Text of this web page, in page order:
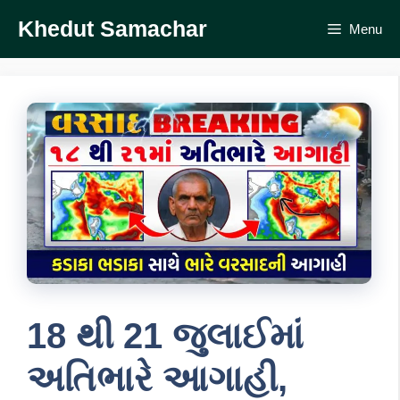
content
Khedut Samachar Menu
18 થી 21 જુલાઈમાં
અતિભારે આગાહી,